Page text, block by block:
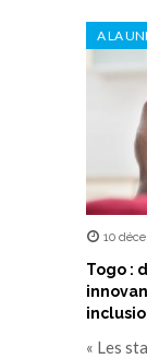
A LA
10
Togo :
« Les